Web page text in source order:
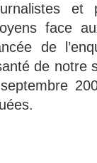
et
face
de
de notre